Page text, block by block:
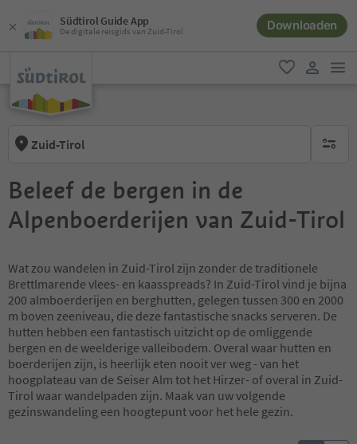
Südtirol Guide App
De digitale reisgids van Zuid-Tirol Downloaden
favoriet
Zuid-Tirol geen
Beleef de bergen in de
Alpenboerderijen van Zuid-Tirol
Wat zou wandelen in Zuid-Tirol zijn zonder de traditionele
Brettlmarende vlees- en kaasspreads? In Zuid-Tirol vind je bijna
200 almboerderijen en berghutten, gelegen tussen 300 en 2000
m boven zeeniveau, die deze fantastische snacks serveren. De
hutten hebben een fantastisch uitzicht op de omliggende
bergen en de weelderige valleibodem. Overal waar hutten en
boerderijen zijn, is heerlijk eten nooit ver weg - van het
hoogplateau van de Seiser Alm tot het Hirzer- of overal in Zuid-
Tirol waar wandelpaden zijn. Maak van uw volgende
gezinswandeling een hoogtepunt voor het hele gezin.